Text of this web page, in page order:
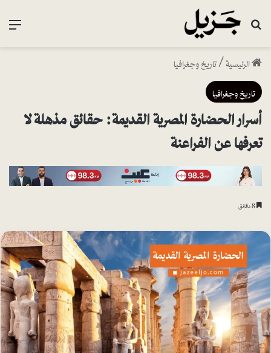
بحث عن
الرئيسية/تاريخ وجغرافيا
تاريخ وجغرافيا
أسرار الحضارة المصرية القديمة: حقائق مذهلة لا
تعرفها عن الفراعنة